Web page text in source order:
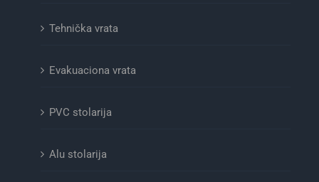
Tehnička vrata
Evakuaciona vrata
PVC stolarija
Alu stolarija